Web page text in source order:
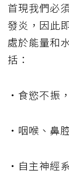
首現我們必
發炎，因此
處於能量和
括：
・食慾不振
・咽喉、鼻
・自主神經